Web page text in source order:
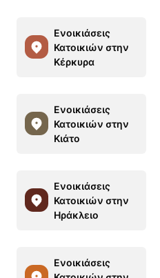
Ενοικιάσεις
Κατοικιών στην
Κέρκυρα
Ενοικιάσεις
Κατοικιών στην
Κιάτο
Ενοικιάσεις
Κατοικιών στην
Ηράκλειο
Ενοικιάσεις